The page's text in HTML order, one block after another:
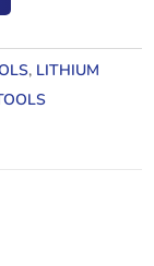
, LITHIUM